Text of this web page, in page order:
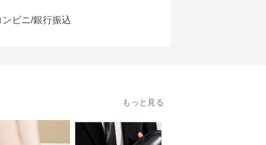
ンビニ/銀行振込
もっと見る